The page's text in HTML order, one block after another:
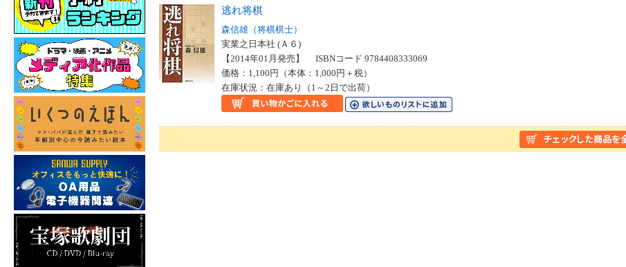
逃れ将棋
森信雄（将棋棋士）
実業之日本社 (Ａ６)
【2014年01月発売】 ISBNコード 9784408333069
価格：1,100円（本体：1,000円＋税）
在庫状況：在庫あり（1～2日で出荷）